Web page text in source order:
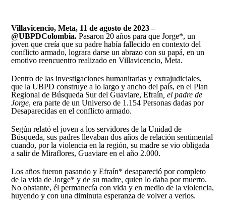
Villavicencio, Meta, 11 de agosto de 2023 –
@UBPDColombia. Pasaron 20 años para que Jorge*, un
joven que creía que su padre había fallecido en contexto del
conflicto armado, lograra darse un abrazo con su papá, en un
emotivo reencuentro realizado en Villavicencio, Meta.
Dentro de las investigaciones humanitarias y extrajudiciales,
que la UBPD construye a lo largo y ancho del país, en el Plan
Regional de Búsqueda Sur del Guaviare, Efraín , el padre de
Jorge, era parte de un Universo de 1.154 Personas dadas por
Desaparecidas en el conflicto armado.
Según relató el joven a los servidores de la Unidad de
Búsqueda, sus padres llevaban dos años de relación sentimental
cuando, por la violencia en la región, su madre se vio obligada
a salir de Miraflores, Guaviare en el año 2.000.
Los años fueron pasando y Efraín* desapareció por completo
de la vida de Jorge* y de su madre, quien lo daba por muerto.
No obstante, él permanecía con vida y en medio de la violencia,
huyendo y con una diminuta esperanza de volver a verlos.